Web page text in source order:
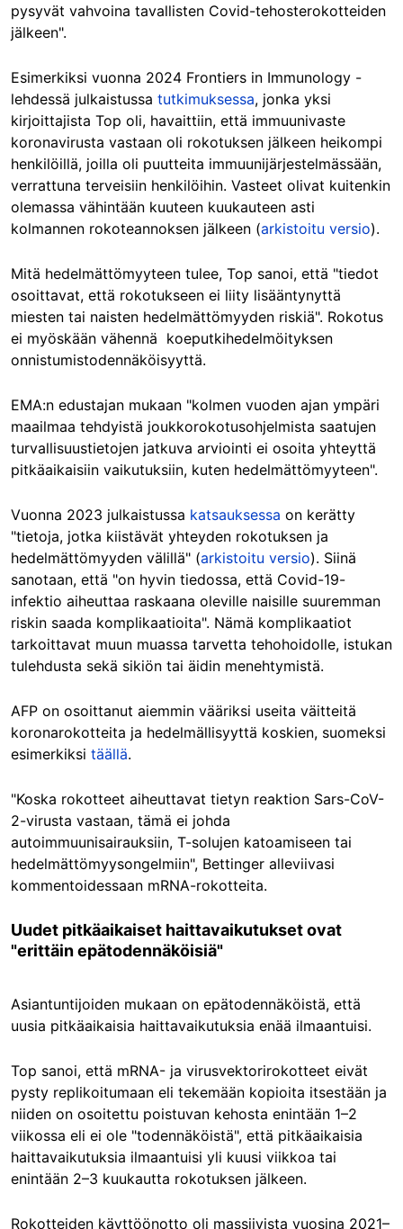
pysyvät vahvoina tavallisten Covid-tehosterokotteiden
jälkeen".
Esimerkiksi vuonna 2024 Frontiers in Immunology -
lehdessä julkaistussa tutkimuksessa, jonka yksi
kirjoittajista Top oli, havaittiin, että immuunivaste
koronavirusta vastaan oli rokotuksen jälkeen heikompi
henkilöillä, joilla oli puutteita immuunijärjestelmässään,
verrattuna terveisiin henkilöihin. Vasteet olivat kuitenkin
olemassa vähintään kuuteen kuukauteen asti
kolmannen rokoteannoksen jälkeen (arkistoitu versio).
Mitä hedelmättömyyteen tulee, Top sanoi, että "tiedot
osoittavat, että rokotukseen ei liity lisääntynyttä
miesten tai naisten hedelmättömyyden riskiä". Rokotus
ei myöskään vähennä koeputkihedelmöityksen
onnistumistodennäköisyyttä.
EMA:n edustajan mukaan "kolmen vuoden ajan ympäri
maailmaa tehdyistä joukkorokotusohjelmista saatujen
turvallisuustietojen jatkuva arviointi ei osoita yhteyttä
pitkäaikaisiin vaikutuksiin, kuten hedelmättömyyteen".
Vuonna 2023 julkaistussa katsauksessa on kerätty
"tietoja, jotka kiistävät yhteyden rokotuksen ja
hedelmättömyyden välillä" (arkistoitu versio). Siinä
sanotaan, että "on hyvin tiedossa, että Covid-19-
infektio aiheuttaa raskaana oleville naisille suuremman
riskin saada komplikaatioita". Nämä komplikaatiot
tarkoittavat muun muassa tarvetta tehohoidolle, istukan
tulehdusta sekä sikiön tai äidin menehtymistä.
AFP on osoittanut aiemmin vääriksi useita väitteitä
koronarokotteita ja hedelmällisyyttä koskien, suomeksi
esimerkiksi täällä.
"Koska rokotteet aiheuttavat tietyn reaktion Sars-CoV-
2-virusta vastaan, tämä ei johda
autoimmuunisairauksiin, T-solujen katoamiseen tai
hedelmättömyysongelmiin", Bettinger alleviivasi
kommentoidessaan mRNA-rokotteita.
Uudet pitkäaikaiset haittavaikutukset ovat
"erittäin epätodennäköisiä"
Asiantuntijoiden mukaan on epätodennäköistä, että
uusia pitkäaikaisia haittavaikutuksia enää ilmaantuisi.
Top sanoi, että mRNA- ja virusvektorirokotteet eivät
pysty replikoitumaan eli tekemään kopioita itsestään ja
niiden on osoitettu poistuvan kehosta enintään 1–2
viikossa eli ei ole "todennäköistä", että pitkäaikaisia
haittavaikutuksia ilmaantuisi yli kuusi viikkoa tai
enintään 2–3 kuukautta rokotuksen jälkeen.
Rokotteiden käyttöönotto oli massiivista vuosina 2021–